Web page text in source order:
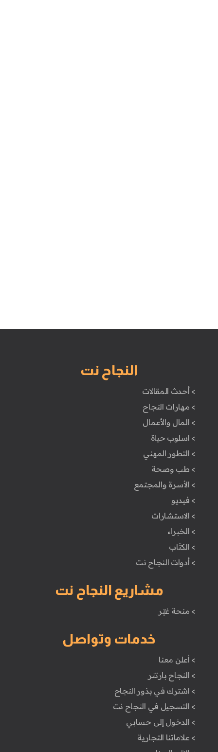
النجاح نت
> أحدث المقالات
> مهارات النجاح
> المال والأعمال
> اسلوب حياة
> التطور المهني
> طب وصحة
> الأسرة والمجتمع
> فيديو
> الاستشارات
> الخبراء
> الكتَاب
> أدوات النجاح نت
مشاريع النجاح نت
> منحة غيّر
خدمات وتواصل
> أعلن معنا
> النجاح بارتنر
> اشترك في بذور النجاح
> التسجيل في النجاح نت
> الدخول إلى حسابي
> علاماتنا التجارية